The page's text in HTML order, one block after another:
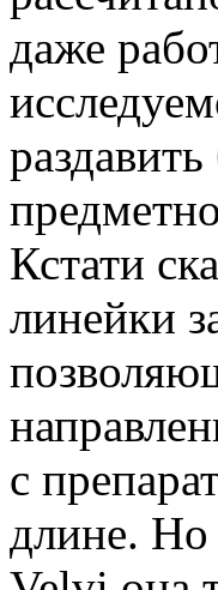
даже
Кстати
линейки
с
длине. Но